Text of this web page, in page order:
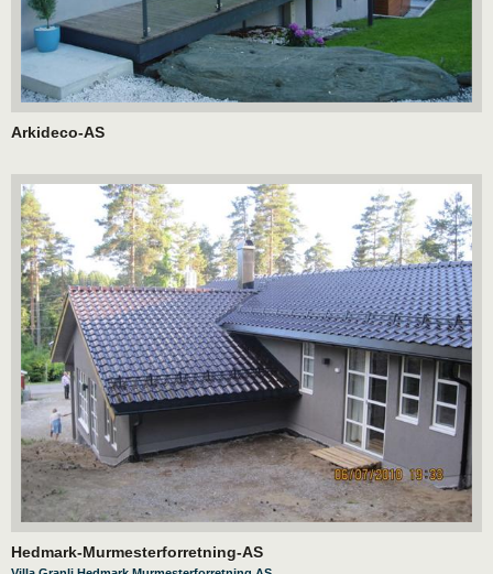
Arkideco-AS
Hedmark-Murmesterforretning-AS